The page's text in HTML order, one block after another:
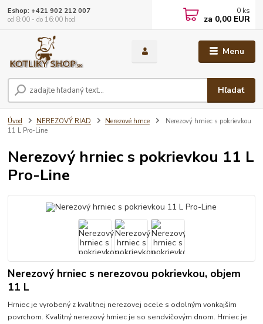
Menu
Hľadať
Eshop: +421 902 212 007
od 8:00 - do 16:00 hod
0 ks
za 0,00 EUR
Úvod NEREZOVÝ RIAD Nerezové hrnce
Nerezový hrniec s pokrievkou
11 L Pro-Line
Nerezový hrniec s pokrievkou 11 L
Pro-Line
Nerezový hrniec s nerezovou pokrievkou, objem
11 L
Hrniec je vyrobený z kvalitnej nerezovej ocele s odolným vonkajším
povrchom. Kvalitný nerezový hrniec je so sendvičovým dnom. Hrniec je